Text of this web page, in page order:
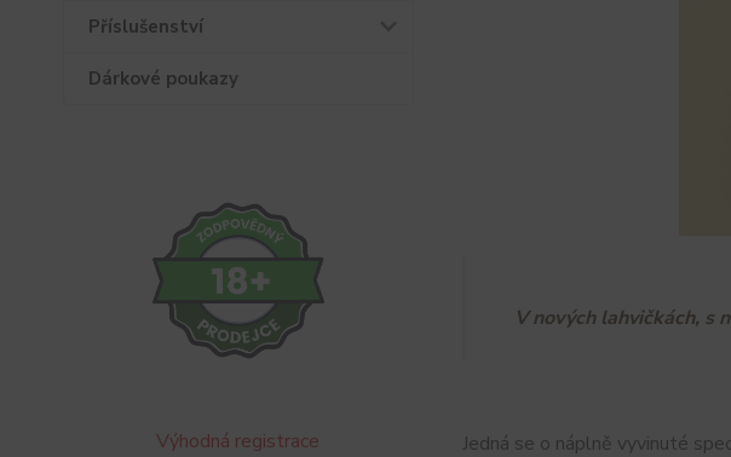
Příslušenství
Dárkové poukazy
Výhodná registrace
V nových lahvičkách, s
Jedná se o náplně vyvinuté